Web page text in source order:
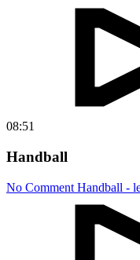
08:51
Handball
No Comment Handball -